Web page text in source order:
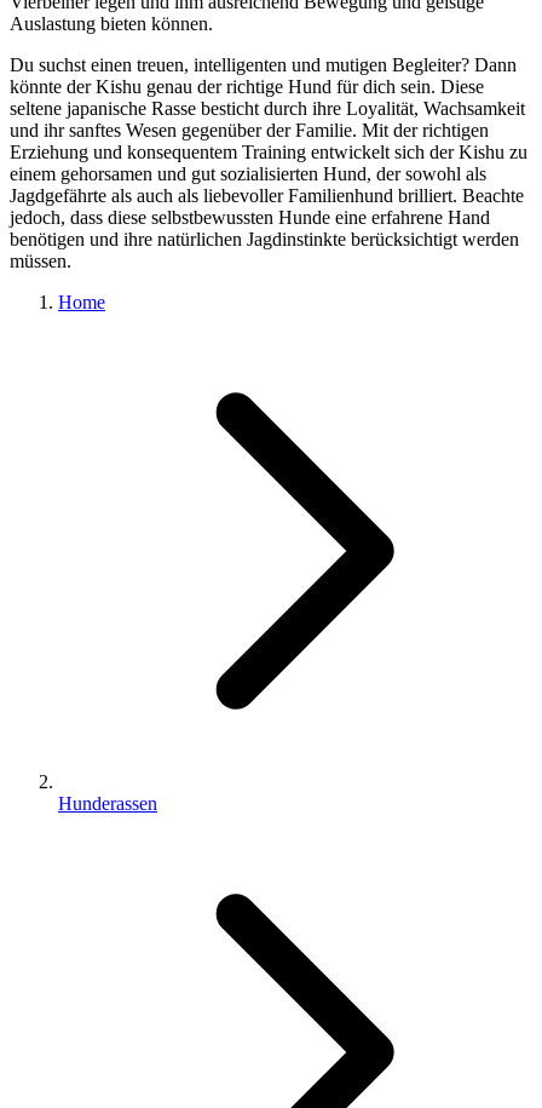
Auslastung bieten können.
Du suchst einen treuen, intelligenten und mutigen Begleiter? Dann
könnte der Kishu genau der richtige Hund für dich sein. Diese
seltene japanische Rasse besticht durch ihre Loyalität, Wachsamkeit
und ihr sanftes Wesen gegenüber der Familie. Mit der richtigen
Erziehung und konsequentem Training entwickelt sich der Kishu zu
einem gehorsamen und gut sozialisierten Hund, der sowohl als
Jagdgefährte als auch als liebevoller Familienhund brilliert. Beachte
jedoch, dass diese selbstbewussten Hunde eine erfahrene Hand
benötigen und ihre natürlichen Jagdinstinkte berücksichtigt werden
müssen.
Home
Hunderassen